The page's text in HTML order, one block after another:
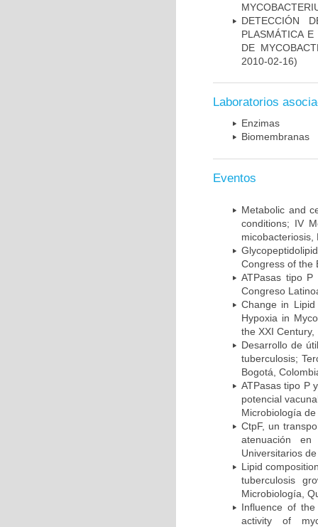
DETECCIÓN
PLASMÁTICA
DE
2010-02-16)
Laboratorios
Enzimas
Biomembranas
Eventos
Metabolic and
conditions; IV
micobacteriosis,
Congress of the
ATPasas tipo P
Congreso
Change in
Hypoxia in
the XXI
Desarrollo de
tuberculosis;
Bogotá,
ATPasas tipo P
potencial
Microbiología
CtpF, un
atenuación
Universitarios
Lipid
tuberculosis
Microbiología,
Influence of the
activity of